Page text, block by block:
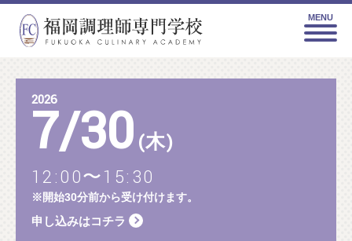
MENU
2026
7/30 (木)
12:00〜15:30
※開始30分前から受け付けます。
申し込みはコチラ